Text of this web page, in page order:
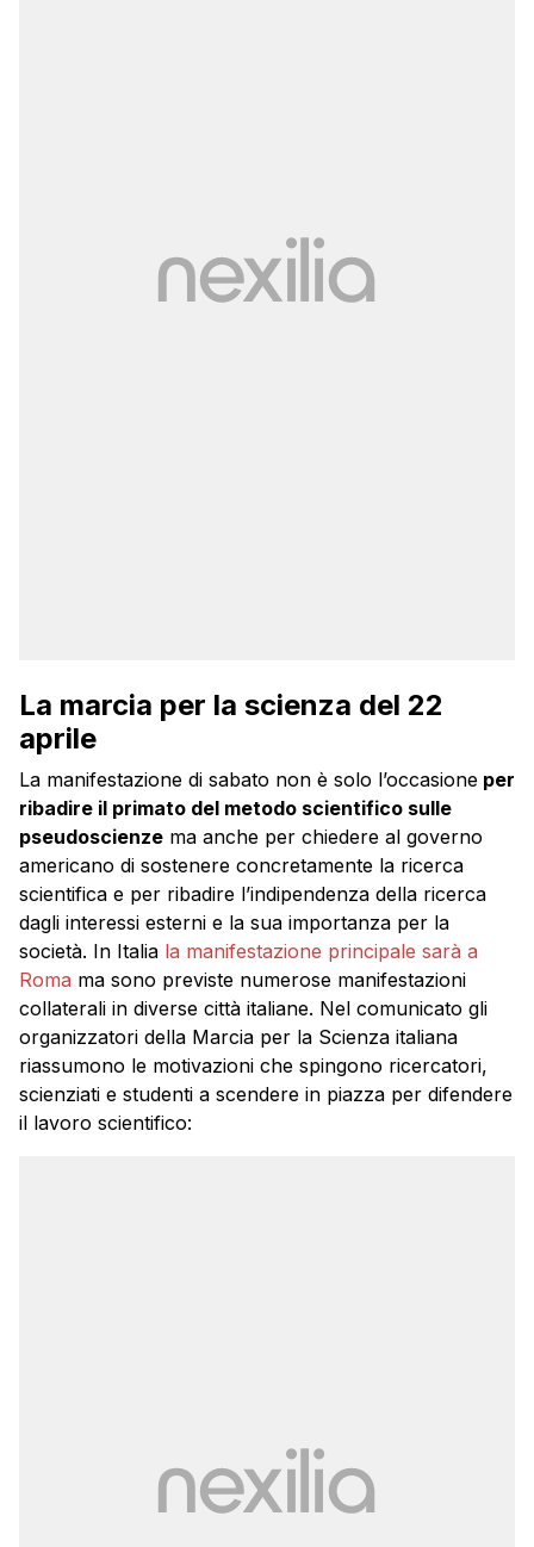
La marcia per la scienza del 22
aprile
La manifestazione di sabato non è solo l’occasione per
ribadire il primato del metodo scientifico sulle
pseudoscienze ma anche per chiedere al governo
americano di sostenere concretamente la ricerca
scientifica e per ribadire l’indipendenza della ricerca
dagli interessi esterni e la sua importanza per la
società. In Italia la manifestazione principale sarà a
Roma ma sono previste numerose manifestazioni
collaterali in diverse città italiane. Nel comunicato gli
organizzatori della Marcia per la Scienza italiana
riassumono le motivazioni che spingono ricercatori,
scienziati e studenti a scendere in piazza per difendere
il lavoro scientifico: